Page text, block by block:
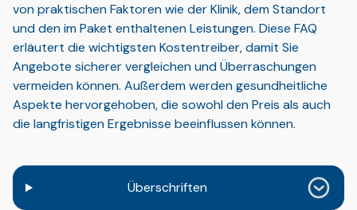
von praktischen Faktoren wie der Klinik, dem Standort
und den im Paket enthaltenen Leistungen. Diese FAQ
erläutert die wichtigsten Kostentreiber, damit Sie
Angebote sicherer vergleichen und Überraschungen
vermeiden können. Außerdem werden gesundheitliche
Aspekte hervorgehoben, die sowohl den Preis als auch
die langfristigen Ergebnisse beeinflussen können.
Überschriften